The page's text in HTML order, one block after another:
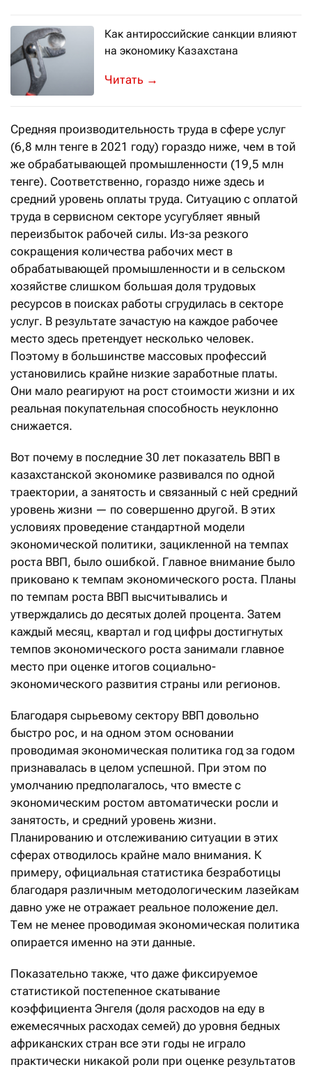
Как антироссийские санкции влияют
на экономику Казахстана
Санкционные ограничения против
→
Средняя производительность труда в сфере услуг
(6,8 млн тенге в 2021 году) гораздо ниже, чем в той
же обрабатывающей промышленности (19,5 млн
тенге). Соответственно, гораздо ниже здесь и
средний уровень оплаты труда. Ситуацию с оплатой
труда в сервисном секторе усугубляет явный
переизбыток рабочей силы. Из-за резкого
сокращения количества рабочих мест в
обрабатывающей промышленности и в сельском
хозяйстве слишком большая доля трудовых
ресурсов в поисках работы сгрудилась в секторе
услуг. В результате зачастую на каждое рабочее
место здесь претендует несколько человек.
Поэтому в большинстве массовых профессий
установились крайне низкие заработные платы.
Они мало реагируют на рост стоимости жизни и их
реальная покупательная способность неуклонно
снижается.
Вот почему в последние 30 лет показатель ВВП в
казахстанской экономике развивался по одной
траектории, а занятость и связанный с ней средний
уровень жизни — по совершенно другой. В этих
условиях проведение стандартной модели
экономической политики, зацикленной на темпах
роста ВВП, было ошибкой. Главное внимание было
приковано к темпам экономического роста. Планы
по темпам роста ВВП высчитывались и
утверждались до десятых долей процента. Затем
каждый месяц, квартал и год цифры достигнутых
темпов экономического роста занимали главное
место при оценке итогов социально-
экономического развития страны или регионов.
Благодаря сырьевому сектору ВВП довольно
быстро рос, и на одном этом основании
проводимая экономическая политика год за годом
признавалась в целом успешной. При этом по
умолчанию предполагалось, что вместе с
экономическим ростом автоматически росли и
занятость, и средний уровень жизни.
Планированию и отслеживанию ситуации в этих
сферах отводилось крайне мало внимания. К
примеру, официальная статистика безработицы
благодаря различным методологическим лазейкам
давно уже не отражает реальное положение дел.
Тем не менее проводимая экономическая политика
опирается именно на эти данные.
Показательно также, что даже фиксируемое
статистикой постепенное скатывание
коэффициента Энгеля (доля расходов на еду в
ежемесячных расходах семей) до уровня бедных
африканских стран все эти годы не играло
практически никакой роли при оценке результатов